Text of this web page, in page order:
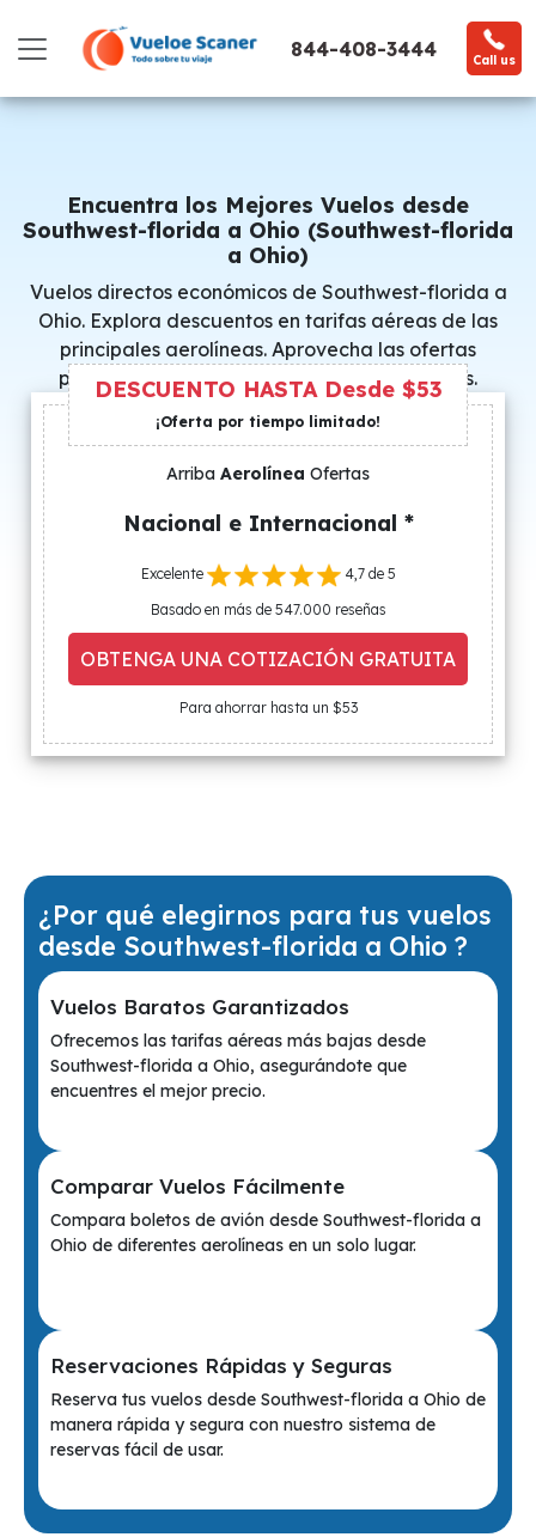
844-408-3444 Call us
Encuentra los Mejores Vuelos desde
Southwest-florida a Ohio (Southwest-florida
a Ohio)
Vuelos directos económicos de Southwest-florida a
Ohio. Explora descuentos en tarifas aéreas de las
principales aerolíneas. Aprovecha las ofertas
promocionales y consigue precios especiales.
DESCUENTO HASTA Desde $53
¡Oferta por tiempo limitado!
Arriba Aerolínea Ofertas
Nacional e Internacional *
Excelente
4,7 de 5
Basado en más de 547.000 reseñas
OBTENGA UNA COTIZACIÓN GRATUITA
Para ahorrar hasta un $53
¿Por qué elegirnos para tus vuelos
desde Southwest-florida a Ohio ?
Vuelos Baratos Garantizados
Ofrecemos las tarifas aéreas más bajas desde
Southwest-florida a Ohio, asegurándote que
encuentres el mejor precio.
Comparar Vuelos Fácilmente
Compara boletos de avión desde Southwest-florida a
Ohio de diferentes aerolíneas en un solo lugar.
Reservaciones Rápidas y Seguras
Reserva tus vuelos desde Southwest-florida a Ohio de
manera rápida y segura con nuestro sistema de
reservas fácil de usar.